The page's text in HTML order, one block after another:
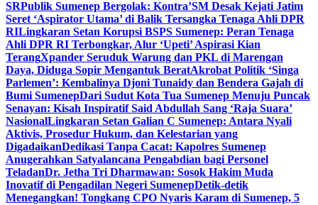
SRPublik Sumenep Bergolak: Kontra’SM Desak Kejati Jatim
Seret ‘Aspirator Utama’ di Balik Tersangka Tenaga Ahli DPR
RILingkaran Setan Korupsi BSPS Sumenep: Peran Tenaga
Ahli DPR RI Terbongkar, Alur ‘Upeti’ Aspirasi Kian
TerangXpander Seruduk Warung dan PKL di Marengan
Daya, Diduga Sopir Mengantuk BeratAkrobat Politik ‘Singa
Parlemen’: Kembalinya Djoni Tunaidy dan Bendera Gajah di
Bumi SumenepDari Sudut Kota Tua Sumenep Menuju Puncak
Senayan: Kisah Inspiratif Said Abdullah Sang ‘Raja Suara’
NasionalLingkaran Setan Galian C Sumenep: Antara Nyali
Aktivis, Prosedur Hukum, dan Kelestarian yang
DigadaikanDedikasi Tanpa Cacat: Kapolres Sumenep
Anugerahkan Satyalancana Pengabdian bagi Personel
TeladanDr. Jetha Tri Dharmawan: Sosok Hakim Muda
Inovatif di Pengadilan Negeri SumenepDetik-detik
Menegangkan! Tongkang CPO Nyaris Karam di Sumenep, 5